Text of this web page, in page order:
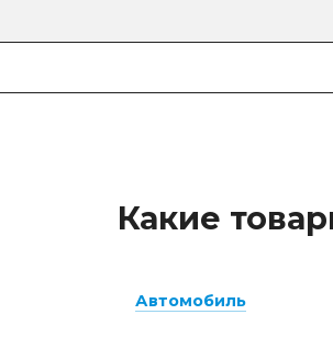
Какие
Автомобиль